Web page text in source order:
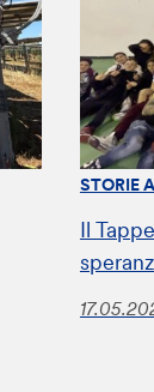
STORIE
Il